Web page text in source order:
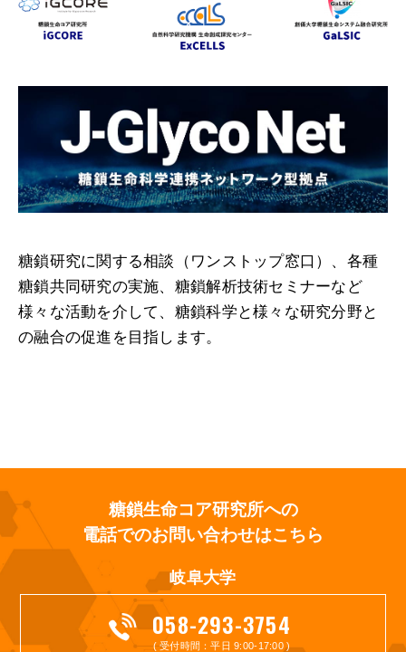
糖鎖研究に関する相談（ワンストップ窓口）、各種
糖鎖共同研究の実施、糖鎖解析技術セミナーなど
様々な活動を介して、糖鎖科学と様々な研究分野と
の融合の促進を目指します。
糖鎖生命コア研究所への
電話でのお問い合わせはこちら
岐阜大学
058-293-3754
( 受付時間：平日 9:00-17:00 )